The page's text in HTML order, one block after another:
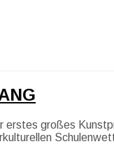
erstes großes